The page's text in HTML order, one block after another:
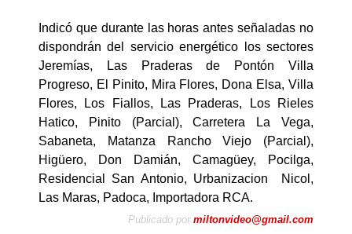
Indicó que durante las horas antes señaladas no
dispondrán del servicio energético los sectores
Jeremías, Las Praderas de Pontón Villa
Progreso, El Pinito, Mira Flores, Dona Elsa, Villa
Flores, Los Fiallos, Las Praderas, Los Rieles
Hatico, Pinito (Parcial), Carretera La Vega,
Sabaneta, Matanza Rancho Viejo (Parcial),
Higüero, Don Damián, Camagüey, Pocilga,
Residencial San Antonio, Urbanizacion Nicol,
Las Maras, Padoca, Importadora RCA.
Publicado por miltonvideo@gmail.com